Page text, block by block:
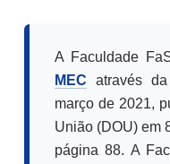
A Faculdade
MEC através
março de 2021,
União (DOU) em
página 88. A